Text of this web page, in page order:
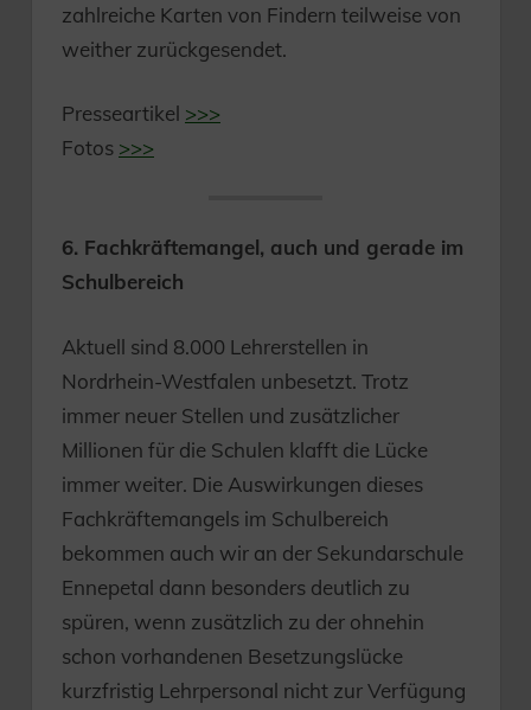
zahlreiche Karten von Findern teilweise von
weither zurückgesendet.
Presseartikel >>>
Fotos >>>
6. Fachkräftemangel, auch und gerade im
Schulbereich
Aktuell sind 8.000 Lehrerstellen in
Nordrhein-Westfalen unbesetzt. Trotz
immer neuer Stellen und zusätzlicher
Millionen für die Schulen klafft die Lücke
immer weiter. Die Auswirkungen dieses
Fachkräftemangels im Schulbereich
bekommen auch wir an der Sekundarschule
Ennepetal dann besonders deutlich zu
spüren, wenn zusätzlich zu der ohnehin
schon vorhandenen Besetzungslücke
kurzfristig Lehrpersonal nicht zur Verfügung